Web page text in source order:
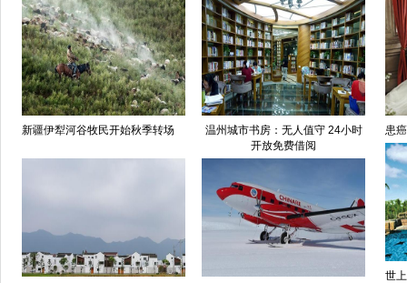
新疆伊犁河谷牧民开始秋季转场
温州城市书房：无人值守 24小时
开放免费借阅
患
世